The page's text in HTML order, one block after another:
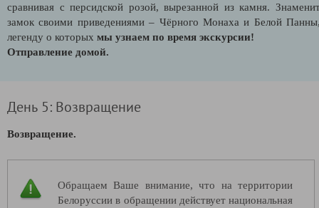
сравнивая с персидской розой, вырезанной из камня.
замок своими приведениями – Чёрного Монаха и Белой
легенду о которых мы узнаем по время экскурсии!
Отправление домой.
День 5: Возвращение
Возвращение.
Обращаем Ваше внимание, что на территории
Белоруссии в обращении действует национальная